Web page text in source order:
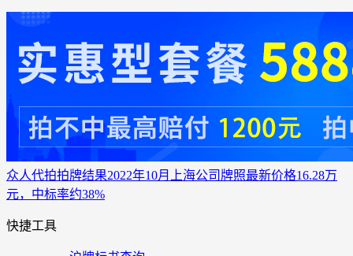
众人代拍拍牌结果2022年10月上海公司牌照最新价格16.28万
元，中标率约38%
快捷工具